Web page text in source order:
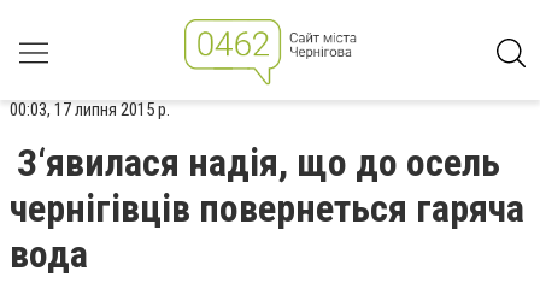
00:03, 17 липня 2015 р.
З‘явилася надія, що до осель
чернігівців повернеться гаряча
вода